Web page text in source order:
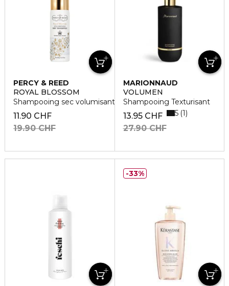
PERCY & REED
ROYAL BLOSSOM
Shampooing sec volumisant
11.90 CHF
19.90 CHF
MARIONNAUD
VOLUMEN
Shampooing Texturisant
13.95 CHF
27.90 CHF
5 1
33%